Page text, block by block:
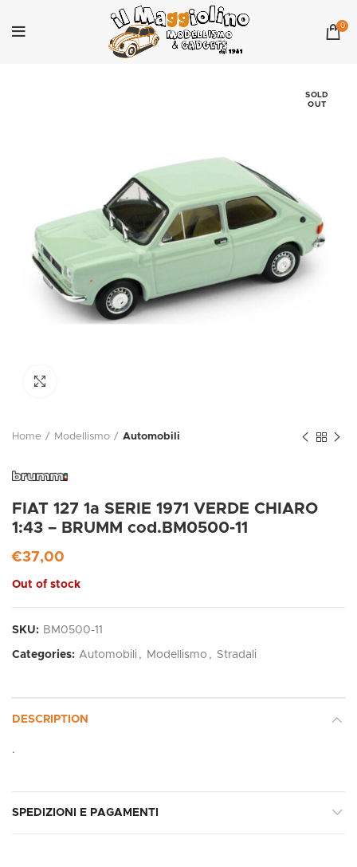
0
SOLD
OUT
Home Modellismo Automobili
FIAT 127 1a SERIE 1971 VERDE CHIARO
1:43 – BRUMM cod.BM0500-11
€37,00
Out of stock
SKU: BM0500-11
Categories: Automobili , Modellismo , Stradali
DESCRIPTION
.
SPEDIZIONI E PAGAMENTI